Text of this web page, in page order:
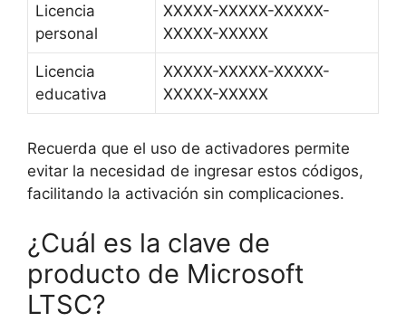
Licencia
personal
XXXXX-XXXXX-XXXXX-
XXXXX-XXXXX
Licencia
educativa
XXXXX-XXXXX-XXXXX-
XXXXX-XXXXX
Recuerda que el uso de activadores permite
evitar la necesidad de ingresar estos códigos,
facilitando la activación sin complicaciones.
¿Cuál es la clave de
producto de Microsoft
LTSC?